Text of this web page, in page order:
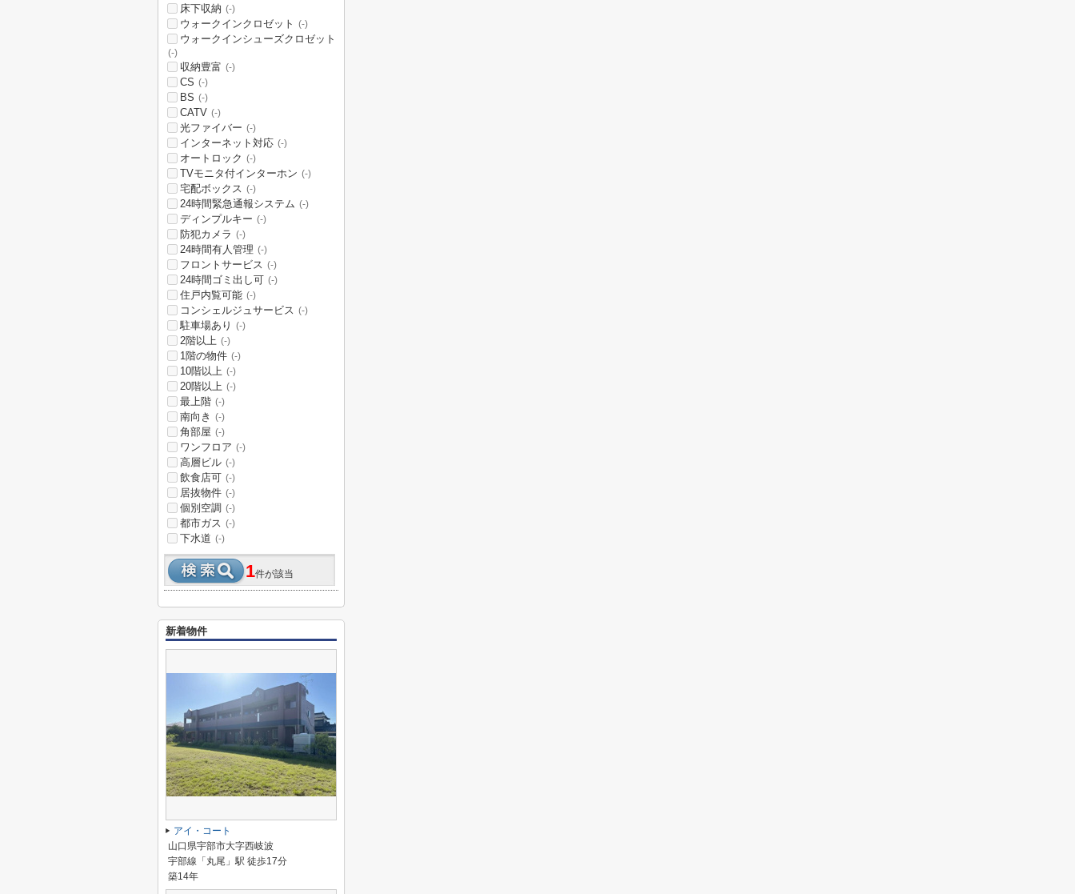
床下収納 (-)
ウォークインクロゼット (-)
ウォークインシューズクロゼット
(-)
収納豊富 (-)
CS (-)
BS (-)
CATV (-)
光ファイバー (-)
インターネット対応 (-)
オートロック (-)
TVモニタ付インターホン (-)
宅配ボックス (-)
24時間緊急通報システム (-)
ディンプルキー (-)
防犯カメラ (-)
24時間有人管理 (-)
フロントサービス (-)
24時間ゴミ出し可 (-)
住戸内覧可能 (-)
コンシェルジュサービス (-)
駐車場あり (-)
2階以上 (-)
1階の物件 (-)
10階以上 (-)
20階以上 (-)
最上階 (-)
南向き (-)
角部屋 (-)
ワンフロア (-)
高層ビル (-)
飲食店可 (-)
居抜物件 (-)
個別空調 (-)
都市ガス (-)
下水道 (-)
1件が該当
新着物件
アイ・コート
山口県宇部市大字西岐波
宇部線「丸尾」駅 徒歩17分
築14年